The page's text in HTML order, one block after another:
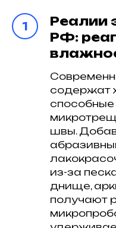
Реалии
РФ:
содержат
способные
швы.
из-за
днище,
получают